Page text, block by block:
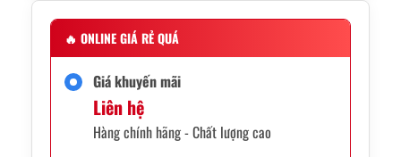
🔥 ONLINE GIÁ RẺ QUÁ
Giá khuyến mãi
Liên hệ
Hàng chính hãng - Chất lượng cao